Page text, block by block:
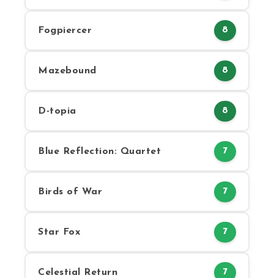
Fogpiercer 8
Mazebound 8
D-topia 8
Blue Reflection: Quartet 7
Birds of War 7
Star Fox 7
Celestial Return 7